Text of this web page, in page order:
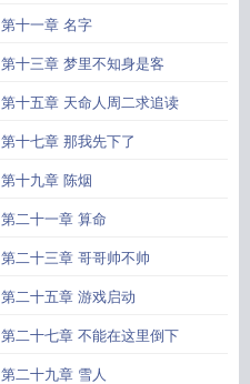
第十一章 名字
第十三章 梦里不知身是客
第十五章 天命人周二求追读
第十七章 那我先下了
第十九章 陈烟
第二十一章 算命
第二十三章 哥哥帅不帅
第二十五章 游戏启动
第二十七章 不能在这里倒下
第二十九章 雪人